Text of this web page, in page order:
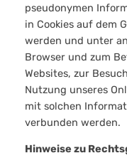
pseudonymen
in Cookies auf dem
werden und unter
Browser und zum
Websites, zur
Nutzung unseres
mit solchen
verbunden werden.
Hinweise zu